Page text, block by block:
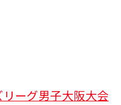
ーグ男子大阪大会